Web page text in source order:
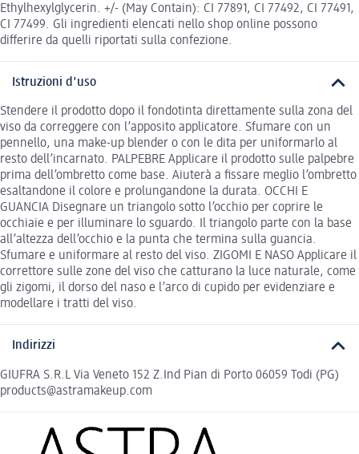
Ethylhexylglycerin. +/- (May Contain): CI 77891, CI 77492, CI 77491,
CI 77499. Gli ingredienti elencati nello shop online possono
differire da quelli riportati sulla confezione.
Istruzioni d'uso
Stendere il prodotto dopo il fondotinta direttamente sulla zona del
viso da correggere con l’apposito applicatore. Sfumare con un
pennello, una make-up blender o con le dita per uniformarlo al
resto dell’incarnato. PALPEBRE Applicare il prodotto sulle palpebre
prima dell’ombretto come base. Aiuterà a fissare meglio l’ombretto
esaltandone il colore e prolungandone la durata. OCCHI E
GUANCIA Disegnare un triangolo sotto l’occhio per coprire le
occhiaie e per illuminare lo sguardo. Il triangolo parte con la base
all’altezza dell’occhio e la punta che termina sulla guancia.
Sfumare e uniformare al resto del viso. ZIGOMI E NASO Applicare il
correttore sulle zone del viso che catturano la luce naturale, come
gli zigomi, il dorso del naso e l’arco di cupido per evidenziare e
modellare i tratti del viso.
Indirizzi
GIUFRA S.R.L Via Veneto 152 Z.Ind Pian di Porto 06059 Todi (PG)
products@astramakeup.com